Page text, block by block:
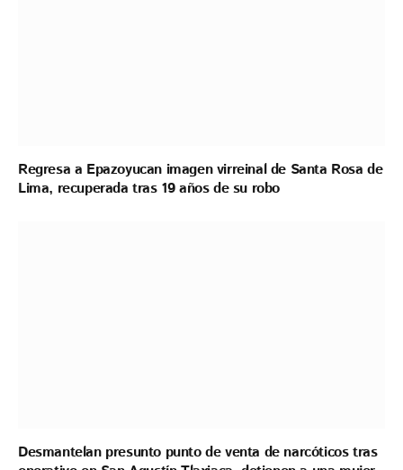
Regresa a Epazoyucan imagen virreinal de Santa Rosa de
Lima, recuperada tras 19 años de su robo
Desmantelan presunto punto de venta de narcóticos tras